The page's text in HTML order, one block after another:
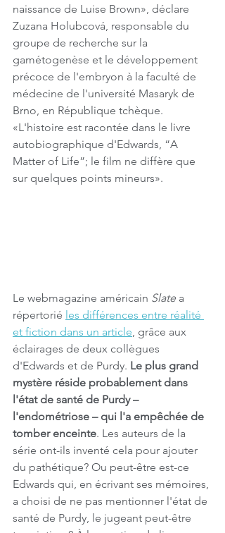
naissance de Luise Brown», déclare
Zuzana Holubcová, responsable du
groupe de recherche sur la
gamétogenèse et le développement
précoce de l'embryon à la faculté de
médecine de l'université Masaryk de
Brno, en République tchèque.
«L'histoire est racontée dans le livre
autobiographique d'Edwards, “A
Matter of Life”; le film ne diffère que
sur quelques points mineurs».
Le webmagazine américain Slate a
répertorié les différences entre réalité
et fiction dans un article, grâce aux
éclairages de deux collègues
d'Edwards et de Purdy. Le plus grand
mystère réside probablement dans
l'état de santé de Purdy –
l'endométriose – qui l'a empêchée de
tomber enceinte. Les auteurs de la
série ont-ils inventé cela pour ajouter
du pathétique? Ou peut-être est-ce
Edwards qui, en écrivant ses mémoires,
a choisi de ne pas mentionner l'état de
santé de Purdy, le jugeant peut-être